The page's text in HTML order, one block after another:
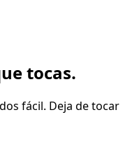
tocas.
fácil. Deja de tocar